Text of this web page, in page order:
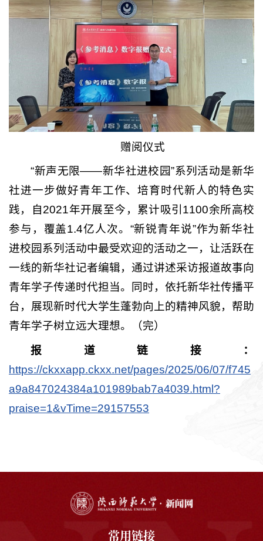
赠阅仪式
“新声无限——新华社进校园”系列活动是新华
社进一步做好青年工作、培育时代新人的特色实
践，自2021年开展至今，累计吸引1100余所高校
参与，覆盖1.4亿人次。“新锐青年说”作为新华社
进校园系列活动中最受欢迎的活动之一，让活跃在
一线的新华社记者编辑，通过讲述采访报道故事向
青年学子传递时代担当。同时，依托新华社传播平
台，展现新时代大学生蓬勃向上的精神风貌，帮助
青年学子树立远大理想。（完）
报道链接：
https://ckxxapp.ckxx.net/pages/2025/06/07/f745
a9a847024384a101989bab7a4039.html?
praise=1&vTime=29157553
常用链接